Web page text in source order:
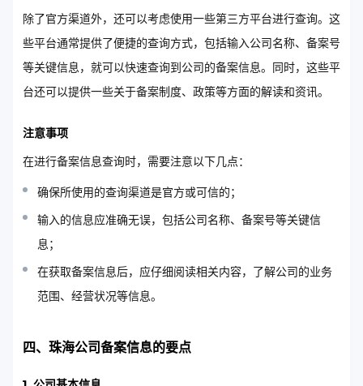
除了官方渠道外，还可以考虑使用一些第三方平台进行查询。这
些平台通常提供了便捷的查询方式，包括输入公司名称、备案号
等关键信息，就可以快速查询到公司的备案信息。同时，这些平
台还可以提供一些关于备案制度、政策等方面的解读和资讯。
注意事项
在进行备案信息查询时，需要注意以下几点：
确保所使用的查询渠道是官方或可信的；
输入的信息应准确无误，包括公司名称、备案号等关键信
息；
在获取备案信息后，应仔细阅读相关内容，了解公司的业务
范围、经营状况等信息。
四、珠海公司备案信息的要点